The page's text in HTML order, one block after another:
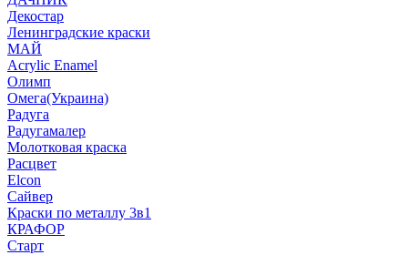
Декостар
Ленинградские краски
МАЙ
Acrylic Enamel
Олимп
Омега(Украина)
Радуга
Радугамалер
Молотковая краска
Расцвет
Elcon
Сайвер
Краски по металлу 3в1
КРАФОР
Старт